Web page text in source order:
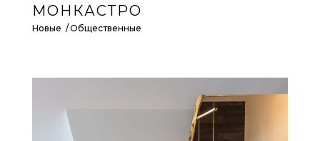
МОНКАСТРО
Новые Общественные